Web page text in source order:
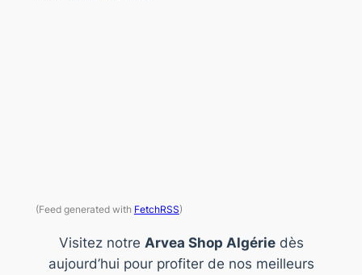
(Feed generated with FetchRSS)
Visitez notre Arvea Shop Algériedès
aujourd’hui pour profiter de nos meilleurs